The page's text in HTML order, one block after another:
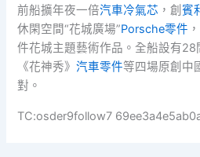
前船擴年夜一倍汽車冷氣芯 ，創賓
休閑空間“花城廣場”Porsche零件
件花城主題藝術作品。全船設有
《花神秀》汽車零件等四場原創中
對。
TC:osder9follow7